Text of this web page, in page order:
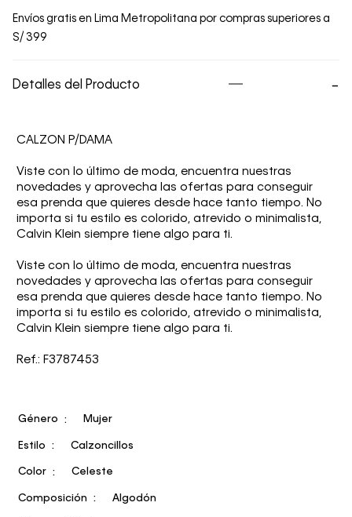
Envíos gratis en Lima Metropolitana por compras superiores a
S/ 399
Detalles del Producto
CALZON P/DAMA
Viste con lo último de moda, encuentra nuestras
novedades y aprovecha las ofertas para conseguir
esa prenda que quieres desde hace tanto tiempo. No
importa si tu estilo es colorido, atrevido o minimalista,
Calvin Klein siempre tiene algo para ti.
Viste con lo último de moda, encuentra nuestras
novedades y aprovecha las ofertas para conseguir
esa prenda que quieres desde hace tanto tiempo. No
importa si tu estilo es colorido, atrevido o minimalista,
Calvin Klein siempre tiene algo para ti.
Ref.: F3787453
Género Mujer
Estilo Calzoncillos
Color Celeste
Composición Algodón